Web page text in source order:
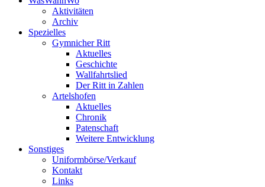
Aktivitäten
Archiv
Spezielles
Gymnicher Ritt
Aktuelles
Geschichte
Wallfahrtslied
Der Ritt in Zahlen
Artelshofen
Aktuelles
Chronik
Patenschaft
Weitere Entwicklung
Sonstiges
Uniformbörse/Verkauf
Kontakt
Links